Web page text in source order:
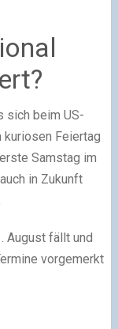
sich beim US-
kuriosen Feiertag
Samstag im
in Zukunft
August fällt und
vorgemerkt